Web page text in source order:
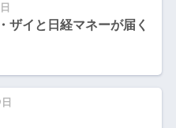
ザイと日経マネーが届く